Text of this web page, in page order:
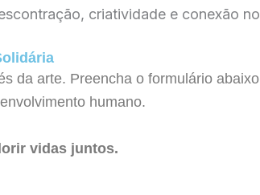
criatividade e conexão
da arte. Preencha o formulário
humano.
vidas juntos.